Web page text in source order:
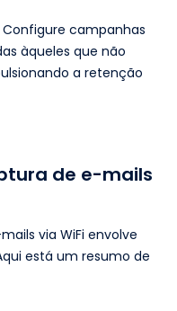
Configure campanhas
àqueles que não
a retenção
de e-mails
via WiFi envolve
está um resumo de